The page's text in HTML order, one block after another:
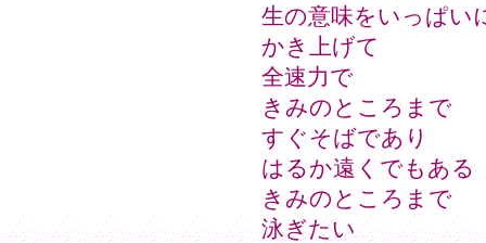
生の意味をいっぱい
かき上げて
全速力で
きみのところまで
すぐそばであり
はるか遠くでもある
きみのところまで
泳ぎたい